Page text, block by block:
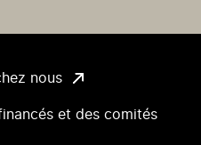
nous
et des comités